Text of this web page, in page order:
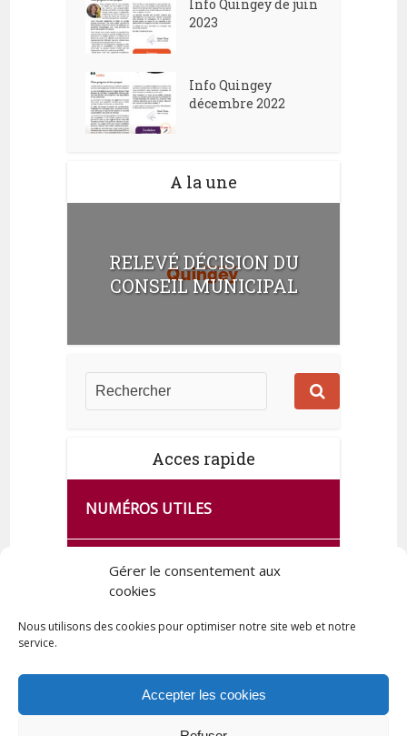
Gérer le consentement aux
cookies
Nous utilisons des cookies pour optimiser notre site web et notre
service.
Accepter les cookies
Info Quingey de juin
2023
Info Quingey
décembre 2022
A la une
RELEVÉ DÉCISION DU
CONSEIL MUNICIPAL
Acces rapide
NUMÉROS UTILES
CA SE PASSE À FRANCE SERVICES
DE QUINGEY